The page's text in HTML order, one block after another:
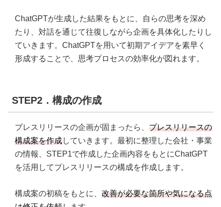
ChatGPTが生成した結果をもとに、自らの思考を深め
たり、対話を通じて往復しながら企画を具体化したりし
ていきます。ChatGPTを用いて初期アイデアを素早く
形成することで、思考プロセスの効率化が図れます。
STEP2．構成の作成
プレスリリースの企画が固まったら、 プレスリリースの
構成案を作成していきます。最初に整理した会社・事業
の情報、STEP1で作成した企画内容をもとにChatGPT
を活用してプレスリリースの構成を作成します。
構成案の初稿をもとに、 改善が必要な箇所や気になる点